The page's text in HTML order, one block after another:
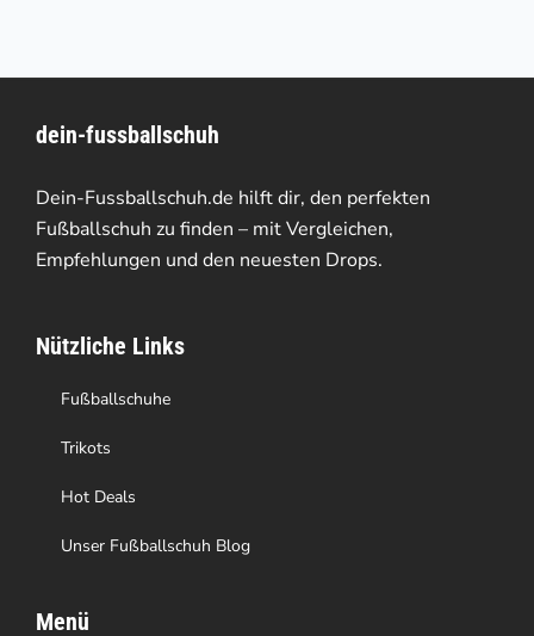
auf.
Die
Optionen
können
der
Produktseite
gewählt
werden
dein-fussballschuh
Dein-Fussballschuh.de hilft dir, den perfekten
Fußballschuh zu finden – mit Vergleichen,
Empfehlungen und den neuesten Drops.
Nützliche Links
Fußballschuhe
Trikots
Hot Deals
Unser Fußballschuh Blog
Menü